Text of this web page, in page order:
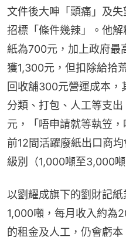
文件後大呻「頭痛」及
招標「條件幾辣」。他
紙為700元，加上政府最
獲1,300元，但扣除給拾
回收舖300元營運成本
分類、打包、人工等支
元，「唔申請就等執笠
前12間活躍廢紙出口商
級別（1,000噸至3,000噸
以劉耀成旗下的劉財記
1,000噸，每月收入約為
的租金及人工，仍會虧